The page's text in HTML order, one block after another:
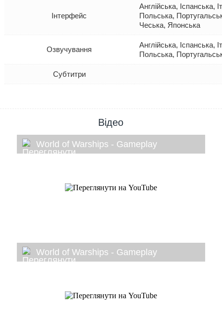
Інтерфейс
Англійська, Іспанська,
Польська,
Чеська, Японська
Озвучування
Англійська, Іспанська,
Польська,
Субтитри
Відео
World of Warships - Gameplay
World of Warships - Gameplay